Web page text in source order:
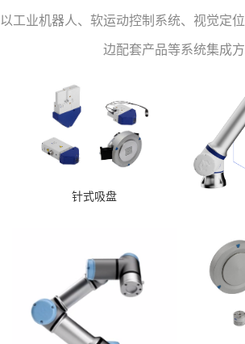
以工业机器人、软运动控制系统、视觉定
边配套产品等系统集成
针式吸盘